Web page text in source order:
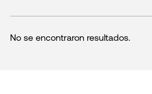
No se encontraron resultados.